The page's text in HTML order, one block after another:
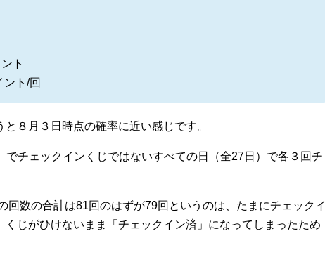
ト
ト/回
８月３日時点の確率に近い感じです。
でチェックインくじではないすべての日（全27日）で各３回チ
回数の合計は81回のはずが79回というのは、たまにチェックイ
くじがひけないまま「チェックイン済」になってしまったため